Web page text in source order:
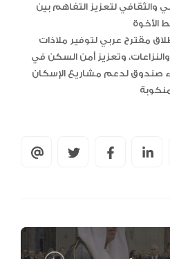
لتعزيز التفاهم بين
مقترح عربي لتوفير ملاذات
وتعزيز أمن السكن في
صندوق لدعم مشاريع الإسكان